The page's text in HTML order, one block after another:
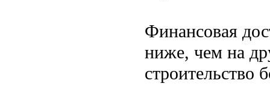
Финансовая
ниже, чем на
строительство